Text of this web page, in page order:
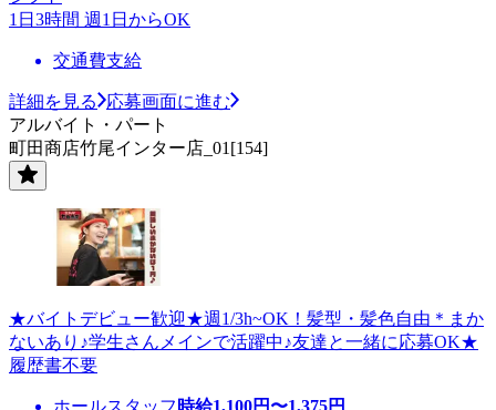
1日3時間 週1日からOK
交通費支給
詳細を見る
応募画面に進む
アルバイト・パート
町田商店竹尾インター店_01[154]
★バイトデビュー歓迎★週1/3h~OK！髪型・髪色自由＊まか
ないあり♪学生さんメインで活躍中♪友達と一緒に応募OK★
履歴書不要
ホールスタッフ 時給1,100円〜1,375円